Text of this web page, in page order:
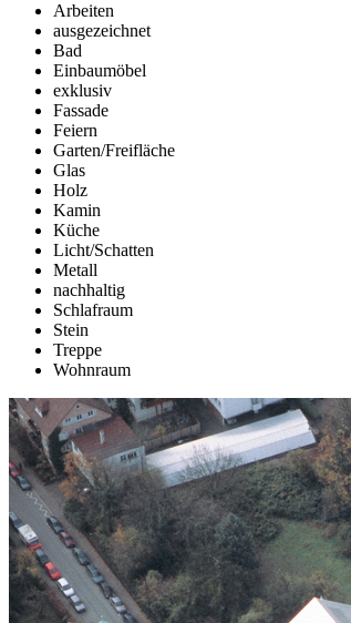
Arbeiten
ausgezeichnet
Bad
Einbaumöbel
exklusiv
Fassade
Feiern
Garten/Freifläche
Glas
Holz
Kamin
Küche
Licht/Schatten
Metall
nachhaltig
Schlafraum
Stein
Treppe
Wohnraum